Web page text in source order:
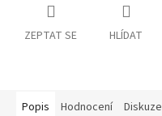
ZEPTAT SE HLÍDAT
Popis Hodnocení Diskuze